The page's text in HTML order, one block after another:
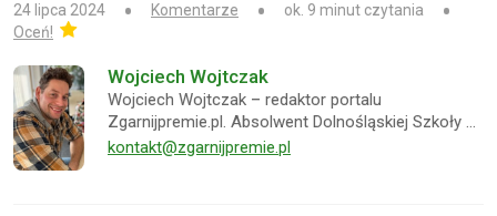
24 lipca 2024 Komentarze
ok. 9 minut czytania
Oceń!
Wojciech Wojtczak
Wojciech Wojtczak – redaktor portalu
Zgarnijpremie.pl. Absolwent Dolnośląskiej Szkoły …
kontakt@zgarnijpremie.pl